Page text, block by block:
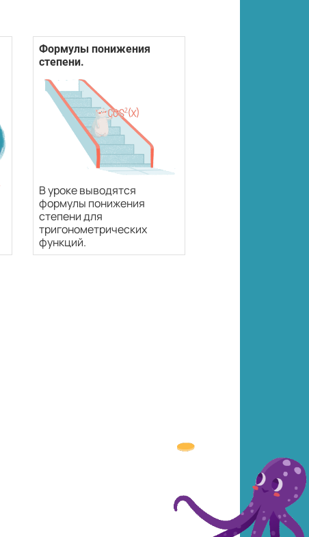
Формулы понижения
степени.
В уроке выводятся
формулы понижения
степени для
тригонометрических
функций.